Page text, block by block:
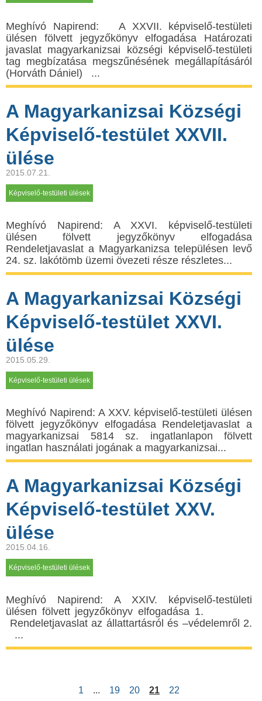
Meghívó Napirend: A XXVII. képviselő-testületi
ülésen fölvett jegyzőkönyv elfogadása Határozati
javaslat magyarkanizsai községi képviselő-testületi
tag megbízatása megszűnésének megállapításáról
(Horváth Dániel) ...
A Magyarkanizsai Községi
Képviselő-testület XXVII.
ülése
2015.07.21.
Képviselő-testületi ülések
Meghívó Napirend: A XXVI. képviselő-testületi
ülésen fölvett jegyzőkönyv elfogadása
Rendeletjavaslat a Magyarkanizsa településen levő
24. sz. lakótömb üzemi övezeti része részletes...
A Magyarkanizsai Községi
Képviselő-testület XXVI.
ülése
2015.05.29.
Képviselő-testületi ülések
Meghívó Napirend: A XXV. képviselő-testületi ülésen
fölvett jegyzőkönyv elfogadása Rendeletjavaslat a
magyarkanizsai 5814 sz. ingatlanlapon fölvett
ingatlan használati jogának a magyarkanizsai...
A Magyarkanizsai Községi
Képviselő-testület XXV.
ülése
2015.04.16.
Képviselő-testületi ülések
Meghívó Napirend: A XXIV. képviselő-testületi
ülésen fölvett jegyzőkönyv elfogadása 1.
Rendeletjavaslat az állattartásról és –védelemről 2.
...
1 ... 19 20 21 22